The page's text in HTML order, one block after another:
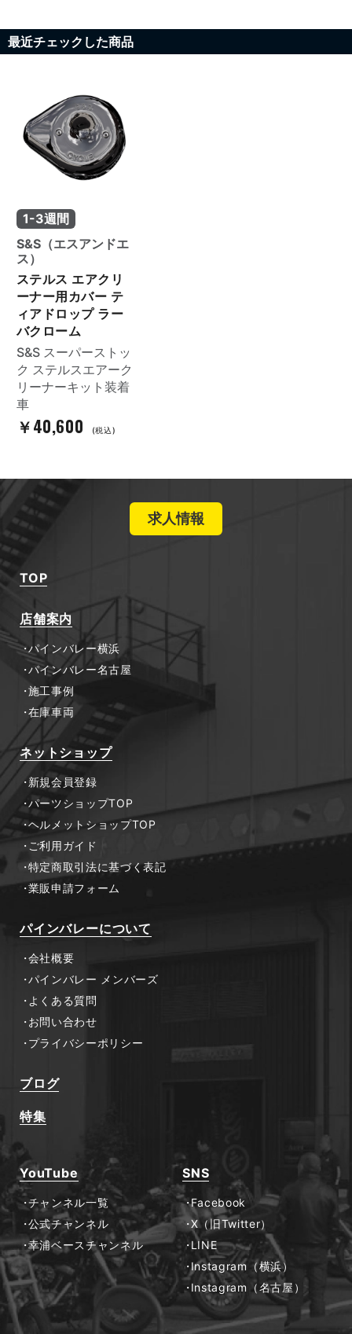
最近チェックした商品
1-3週間
S&S（エスアンドエ
ス）
ステルス エアクリ
ーナー用カバー テ
ィアドロップ ラー
バクローム
S&S スーパーストッ
ク ステルスエアーク
リーナーキット装着
車
￥40,600 (税込)
求人情報
TOP
店舗案内
パインバレー横浜
パインバレー名古屋
施工事例
在庫車両
ネットショップ
新規会員登録
パーツショップTOP
ヘルメットショップTOP
ご利用ガイド
特定商取引法に基づく表記
業販申請フォーム
パインバレーについて
会社概要
パインバレー メンバーズ
よくある質問
お問い合わせ
プライバシーポリシー
ブログ
特集
YouTube
チャンネル一覧
公式チャンネル
幸浦ベースチャンネル
SNS
Facebook
X（旧Twitter）
LINE
Instagram（横浜）
Instagram（名古屋）